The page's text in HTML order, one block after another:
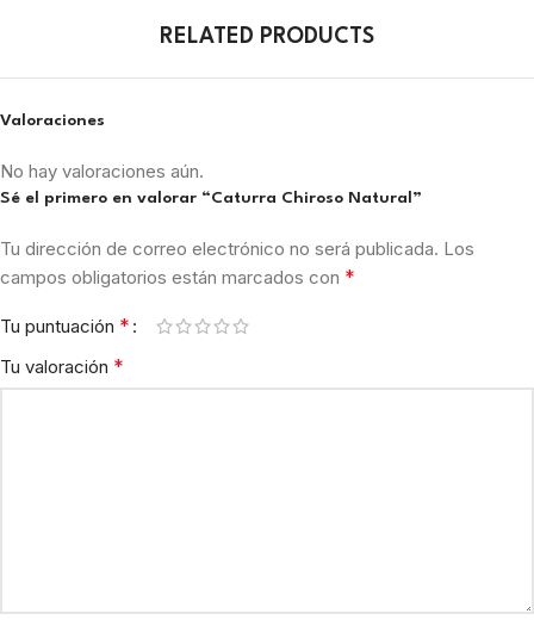
RELATED PRODUCTS
Valoraciones
No hay valoraciones aún.
Sé el primero en valorar “Caturra Chiroso Natural”
Tu dirección de correo electrónico no será publicada. Los
campos obligatorios están marcados con *
Tu puntuación *
Tu valoración *